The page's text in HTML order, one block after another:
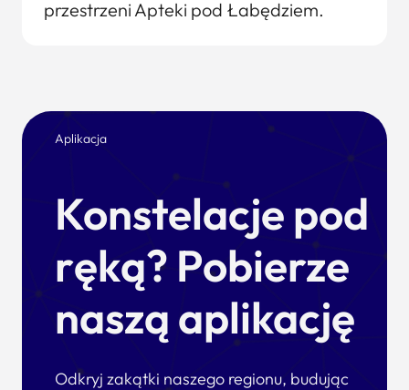
przestrzeni Apteki pod Łabędziem.
Aplikacja
Konstelacje pod
ręką? Pobierze
naszą aplikację
Odkryj zakątki naszego regionu, budując